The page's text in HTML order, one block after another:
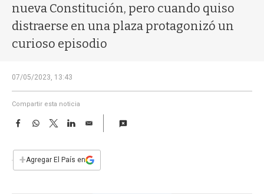
nueva Constitución, pero cuando quiso
distraerse en una plaza protagonizó un
curioso episodio
07/05/2023, 13:43
Compartir esta noticia
F
e
b
W
s
T
w
t
L
E
i
l
+Agregar El País en